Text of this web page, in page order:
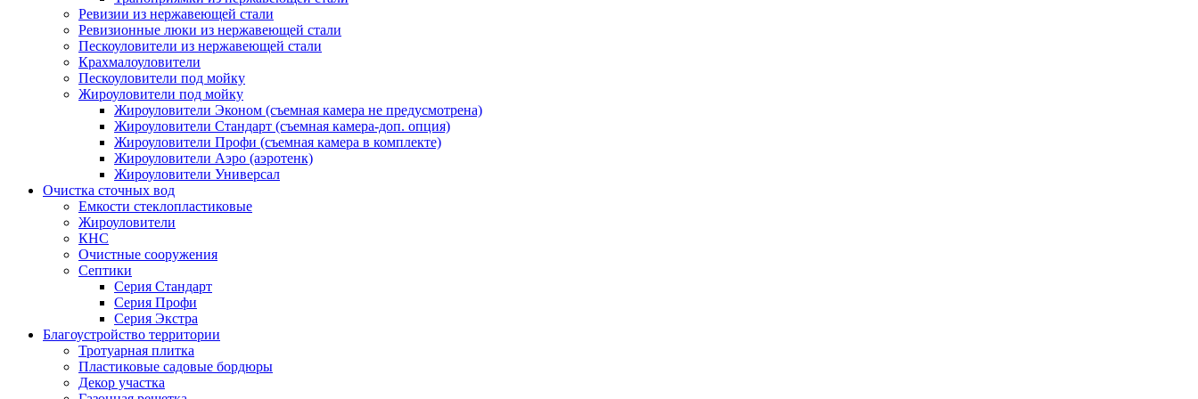
Ревизии из нержавеющей стали
Ревизионные люки из нержавеющей стали
Пескоуловители из нержавеющей стали
Крахмалоуловители
Пескоуловители под мойку
Жироуловители под мойку
Жироуловители Эконом (съемная камера не предусмотрена)
Жироуловители Стандарт (съемная камера-доп. опция)
Жироуловители Профи (съемная камера в комплекте)
Жироуловители Аэро (аэротенк)
Жироуловители Универсал
Очистка сточных вод
Емкости стеклопластиковые
Жироуловители
КНС
Очистные сооружения
Септики
Серия Стандарт
Серия Профи
Серия Экстра
Благоустройство территории
Тротуарная плитка
Пластиковые садовые бордюры
Декор участка